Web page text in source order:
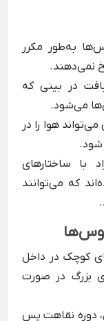
به‌طور مکرر
نمی‌دهند.
در بینی که
می‌شود.
هوا را در
شود.
با ساختارهای
که می‌توانند
کوچک در داخل
بزرگ در صورت
دوره نقاهت پس